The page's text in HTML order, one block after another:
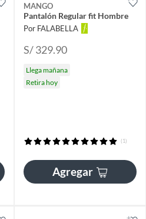
MANGO
Pantalón Regular fit Hombre
Por FALABELLA
S/ 329.90
Llega mañana
Retira hoy
(1)
Agregar